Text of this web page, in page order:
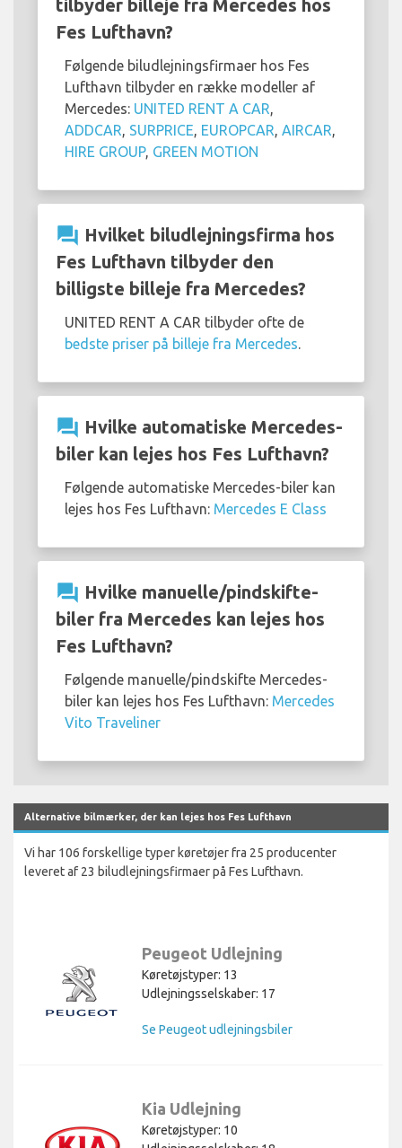
tilbyder billeje fra Mercedes hos
Fes Lufthavn?
Følgende biludlejningsfirmaer hos Fes
Lufthavn tilbyder en række modeller af
Mercedes: UNITED RENT A CAR
ADDCAR SURPRICE EUROPCAR AIRCAR
HIRE GROUP, GREEN MOTION
question_answer Hvilket biludlejningsfirma hos
Fes Lufthavn tilbyder den
billigste billeje fra Mercedes?
UNITED RENT A CAR tilbyder ofte de
bedste priser på billeje fra Mercedes
question_answer Hvilke automatiske Mercedes-
biler kan lejes hos Fes Lufthavn?
Følgende automatiske Mercedes-biler kan
lejes hos Fes Lufthavn: Mercedes E Class
question_answer Hvilke manuelle/pindskifte-
biler fra Mercedes kan lejes hos
Fes Lufthavn?
Følgende manuelle/pindskifte Mercedes-
biler kan lejes hos Fes Lufthavn: Mercedes
Vito Traveliner
Alternative bilmærker, der kan lejes hos Fes Lufthavn
Vi har 106 forskellige typer køretøjer fra 25 producenter
leveret af 23 biludlejningsfirmaer på Fes Lufthavn.
Peugeot Udlejning
Køretøjstyper: 13
Udlejningsselskaber: 17
Se Peugeot udlejningsbiler
Kia Udlejning
Køretøjstyper: 10